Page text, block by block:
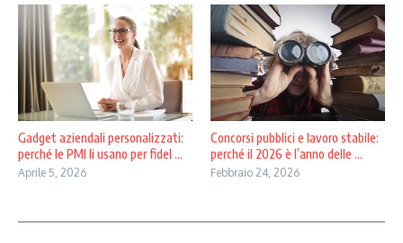
Gadget aziendali personalizzati:
perché le PMI li usano per fidel ...
Aprile 5, 2026
Concorsi pubblici e lavoro stabile:
perché il 2026 è l’anno delle ...
Febbraio 24, 2026